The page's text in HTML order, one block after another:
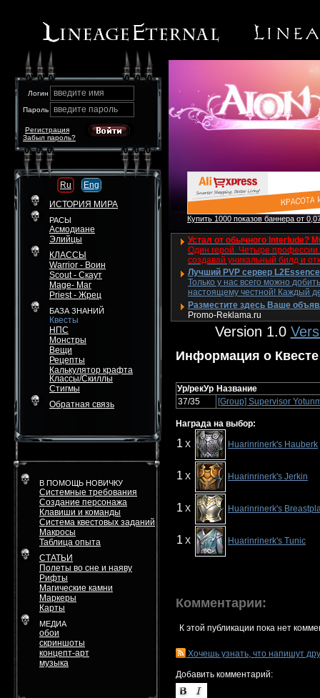
Логин введите имя
Пароль введите пароль
Забыл пароль?
Регистрация
Ru
Eng
ИСТОРИЯ МИРА
РАСЫ
Асмодиане
Элийцы
КЛАССЫ
Warrior - Воин
Scout - Скаут
Mage- Маг
Priest - Жрец
БАЗА ЗНАНИЙ
Квесты
НПС
Монстры
Вещи
Рецепты
Калькулятор крафта
Классы/Скиллы
Стигмы
Обратная связь
В ПОМОЩЬ НОВИЧКУ
Системные требования
Создание персонажа
Клавиши и команды
Система квестовых заданий
Макросы
Таблица опыта
СТАТЬИ
Полеты во сне и наяву
Рифты
Магические камни
Маркеры
Карты
МЕДИА
обои
скриншоты
концепт-арт
музыка
Купить 1000 показов баннера от
Устал от обычного Interlude?
Один герой. Четыре
создавай уникальный билд и
Лучший PVP сервер
Только у нас всего можно
настоящему честной! Каждый
Разместите здесь Ваше
Promo-Reklama.ru
Version 1.0
Информация о Квесте
Ур/рекУр Название
37/35
[Group] Supervisor
Награда на выбор:
1 X Huarinrinerk's Hauberk
1 X Huarinrinerk's Jerkin
1 X Huarinrinerk's
1 X Huarinrinerk's Tunic
Комментарии:
К этой публикации пока нет
Хочешь узнать, что напишут
Добавить комментарий: